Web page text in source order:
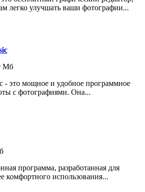
легко улучшать ваши фотографии...
Мб
- это мощное и удобное программное
с фотографиями. Она...
программа, разработанная для
комфортного использования...